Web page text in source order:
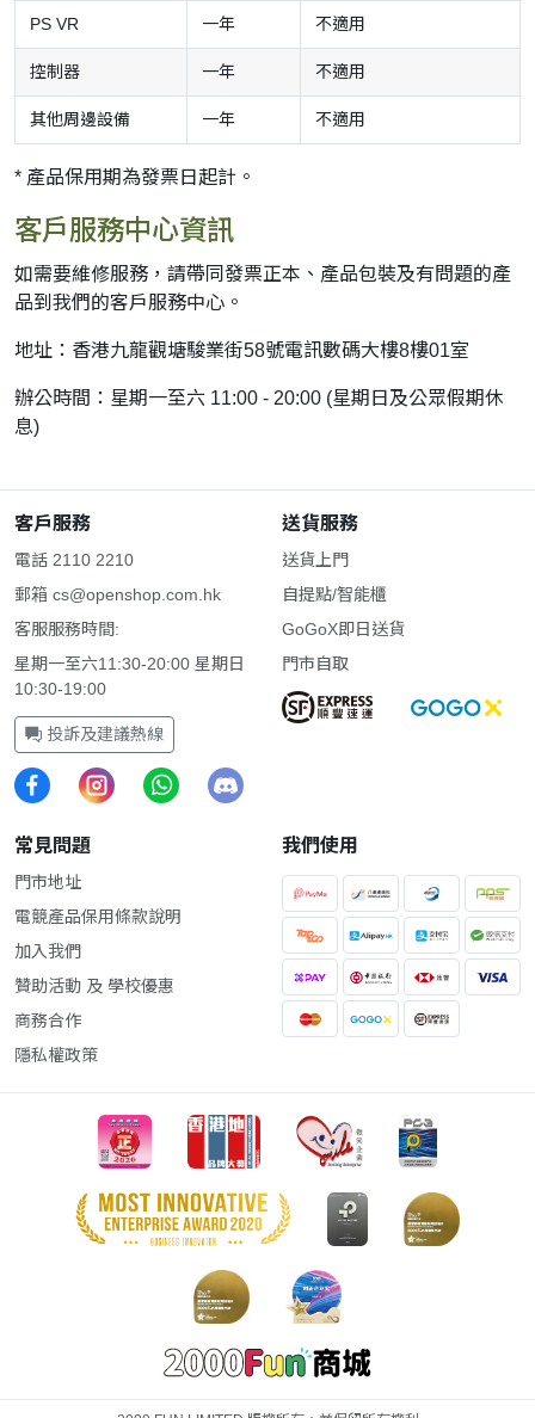
PS VR 一年 不適用
控制器 一年 不適用
其他周邊設備 一年 不適用
* 產品保用期為發票日起計。
客戶服務中心資訊
如需要維修服務，請帶同發票正本、產品包裝及有問題的產
品到我們的客戶服務中心。
地址：香港九龍觀塘駿業街58號電訊數碼大樓8樓01室
辦公時間：星期一至六 11:00 - 20:00 (星期日及公眾假期休
息)
客戶服務
電話 2110 2210
郵箱 cs@openshop.com.hk
客服服務時間:
星期一至六11:30-20:00 星期日
10:30-19:00
投訴及建議熱線
送貨服務
送貨上門
自提點/智能櫃
GoGoX即日送貨
門市自取
常見問題
門市地址
電競產品保用條款說明
加入我們
贊助活動 及 學校優惠
商務合作
隱私權政策
我們使用